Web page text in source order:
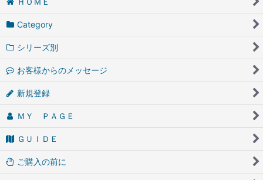
Category
シリーズ別
お客様からのメッセージ
新規登録
ＭＹ ＰＡＧＥ
ＧＵＩＤＥ
ご購入の前に